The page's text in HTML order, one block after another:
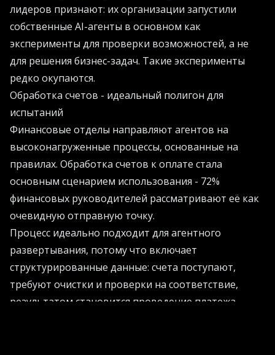
лидеров признают: их организации запустили
собственные AI-агенты в основном как
эксперименты для проверки возможностей, а не
для решения бизнес-задач. Такие эксперименты
редко окупаются.
Обработка счетов - идеальный полигон для
испытаний
Финансовые отделы направляют агентов на
высоконагруженные процессы, основанные на
правилах. Обработка счетов к оплате стала
основным сценарием использования - 72%
финансовых руководителей рассматривают её как
очевидную отправную точку.
Процесс идеально подходит для агентного
развертывания, потому что включает
структурированные данные: счета поступают,
требуют очистки и проверки на соответствие,
результатом становится проведение платежа.